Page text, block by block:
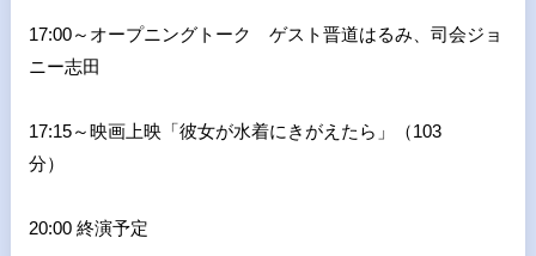
17:00～オープニングトーク ゲスト晋道はるみ、司会ジョ
ニー志田
17:15～映画上映「彼女が水着にきがえたら」（103
分）
20:00 終演予定